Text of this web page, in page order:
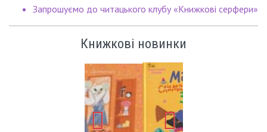
Запрошуємо до читацького клубу «Книжкові серфери»
Книжкові новинки